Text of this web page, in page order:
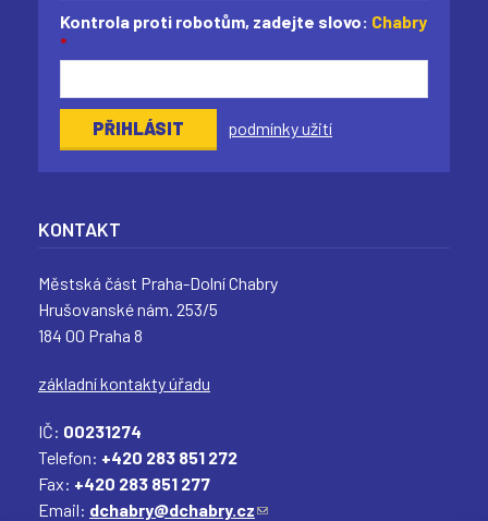
T
Kontrola proti robotům, zadejte slovo: Chabry
*
podmínky užití
KONTAKT
Městská část Praha-Dolní Chabry
Hrušovanské nám. 253/5
184 00 Praha 8
základní kontakty úřadu
IČ: 00231274
Telefon: +420 283 851 272
Fax: +420 283 851 277
Email: dchabry@dchabry.cz(